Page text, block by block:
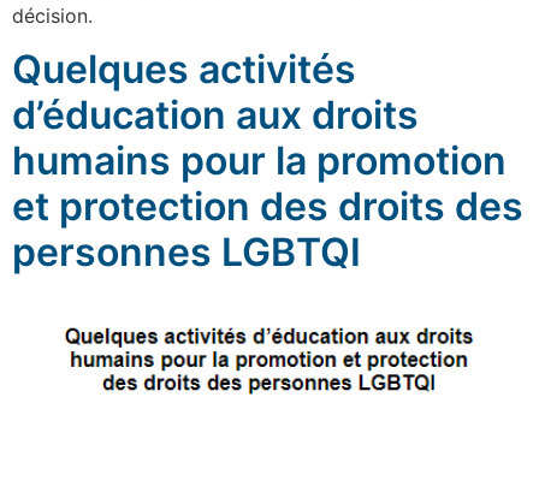
décision.
Quelques activités
d’éducation aux droits
humains pour la promotion
et protection des droits des
personnes LGBTQI